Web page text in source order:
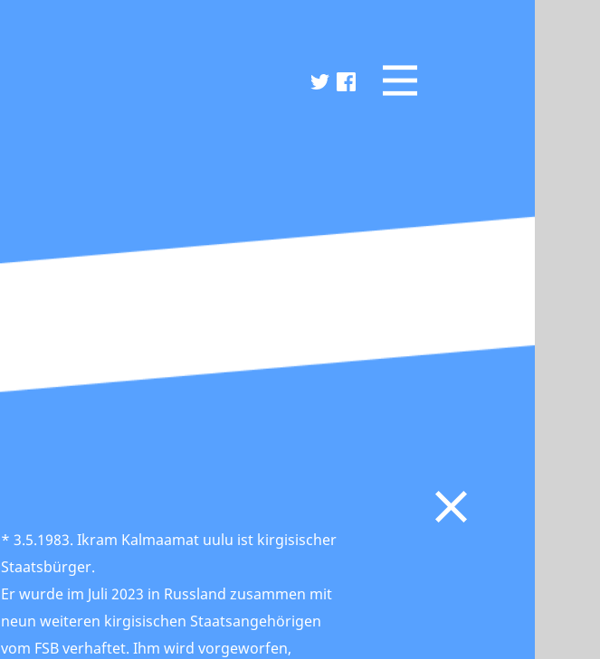
* 3.5.1983. Ikram Kalmaamat uulu ist kirgisischer
Staatsbürger.
Er wurde im Juli 2023 in Russland zusammen mit
neun weiteren kirgisischen Staatsangehörigen
vom FSB verhaftet. Ihm wird vorgeworfen,